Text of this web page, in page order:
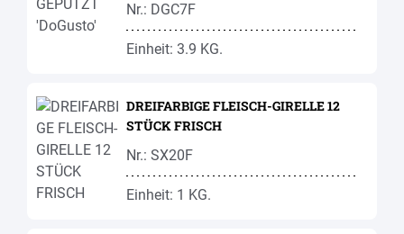
Nr.: DGC7F
Einheit: 3.9 KG.
DREIFARBIGE FLEISCH-GIRELLE 12
STÜCK FRISCH
Nr.: SX20F
Einheit: 1 KG.